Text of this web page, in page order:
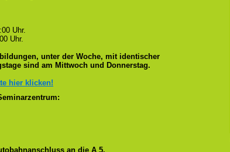
Uhr.
Uhr.
unter der Woche, mit identischer
sind am Mittwoch und Donnerstag.
hier klicken!
an die A 5.